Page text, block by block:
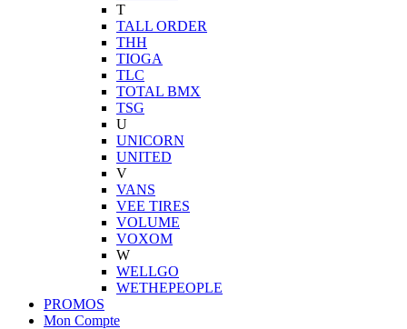
T
TALL ORDER
THH
TIOGA
TLC
TOTAL BMX
TSG
U
UNICORN
UNITED
V
VANS
VEE TIRES
VOLUME
VOXOM
W
WELLGO
WETHEPEOPLE
PROMOS
Mon Compte